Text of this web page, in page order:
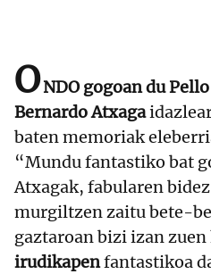
ONDO gogoan du
Bernardo Atxaga
baten memoriak
“Mundu fantastiko bat
Atxagak, fabularen
murgiltzen zaitu bete-
gaztaroan bizi izan
irudikapenfantastikoa